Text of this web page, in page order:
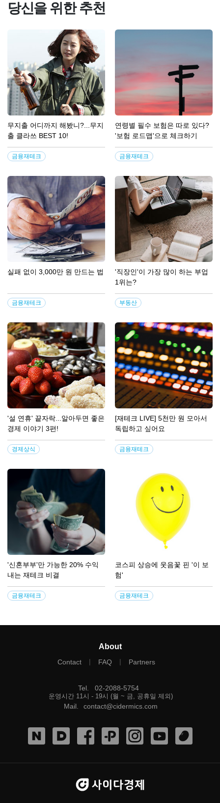
당신을 위한 추천
무지출 어디까지 해봤니?...무지
출 클라쓰 BEST 10!
금융재테크
연령별 필수 보험은 따로 있다?
'보험 로드맵'으로 체크하기
금융재테크
실패 없이 3,000만 원 만드는 법
금융재테크
'직장인'이 가장 많이 하는 부업
1위는?
부동산
'설 연휴' 끝자락...알아두면 좋은
경제 이야기 3편!
경제상식
[재테크 LIVE] 5천만 원 모아서
독립하고 싶어요
금융재테크
'신혼부부'만 가능한 20% 수익
내는 재테크 비결
금융재테크
코스피 상승에 웃음꽃 핀 '이 보
험'
금융재테크
About
Contact | FAQ | Partners
Tel. 02-2088-5754
운영시간 11시 - 19시 (월 ~ 금, 공휴일 제외)
Mail. contact@cidermics.com